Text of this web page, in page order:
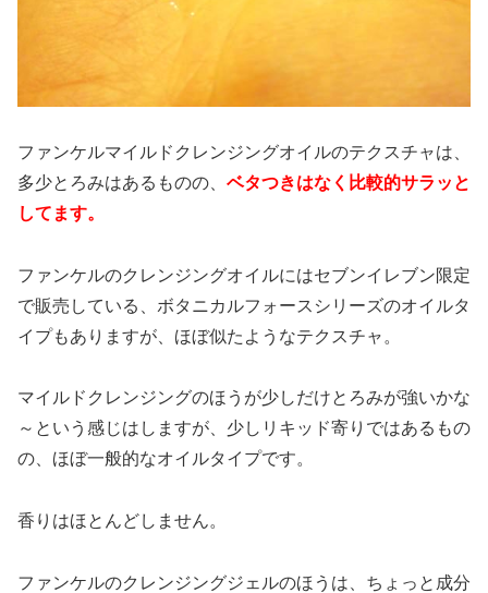
ファンケルマイルドクレンジングオイルのテクスチャは、
多少とろみはあるものの、 ベタつきはなく比較的サラッと
してます。
ファンケルのクレンジングオイルにはセブンイレブン限定
で販売している、ボタニカルフォースシリーズのオイルタ
イプもありますが、ほぼ似たようなテクスチャ。
マイルドクレンジングのほうが少しだけとろみが強いかな
～という感じはしますが、少しリキッド寄りではあるもの
の、ほぼ一般的なオイルタイプです。
香りはほとんどしません。
ファンケルのクレンジングジェルのほうは、ちょっと成分